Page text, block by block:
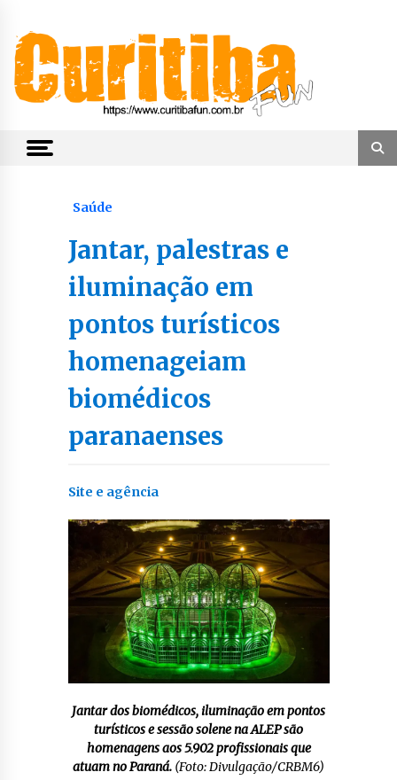
content
CuritibaFun
Saúde
Jantar, palestras e
iluminação em
pontos turísticos
homenageiam
biomédicos
paranaenses
Site e agência
Jantar dos biomédicos, iluminação em pontos
turísticos e sessão solene na ALEP são
homenagens aos 5.902 profissionais que
atuam no Paraná. (Foto: Divulgação/CRBM6)